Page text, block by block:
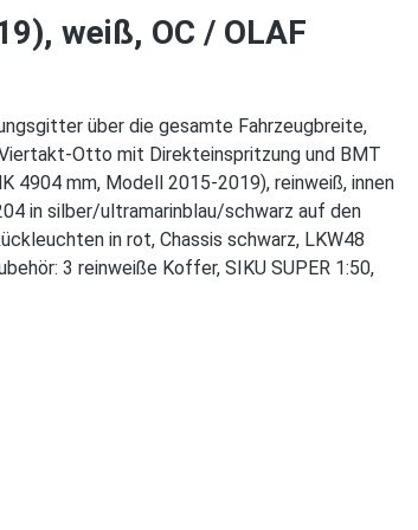
weiß, OC / OLAF
über die gesamte Fahrzeugbreite,
Otto mit Direkteinspritzung und BMT
4904 mm, Modell 2015-2019), reinweiß, innen
in silber/ultramarinblau/schwarz auf den
in rot, Chassis schwarz, LKW48
3 reinweiße Koffer, SIKU SUPER 1:50,